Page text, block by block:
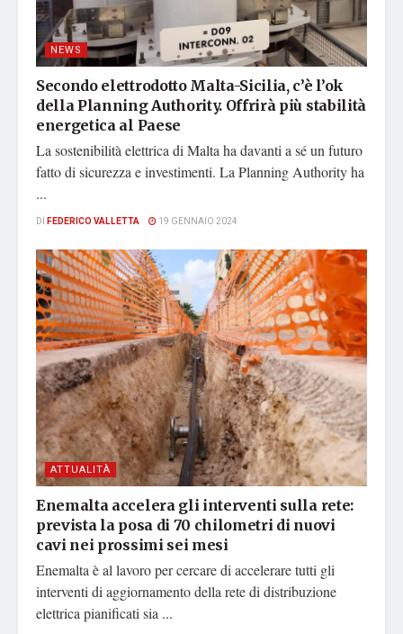
NEWS
Secondo elettrodotto Malta-Sicilia, c’è l’ok
della Planning Authority. Offrirà più stabilità
energetica al Paese
La sostenibilità elettrica di Malta ha davanti a sé un futuro
fatto di sicurezza e investimenti. La Planning Authority ha
...
DI FEDERICO VALLETTA 19 GENNAIO 2024
ATTUALITÀ
Enemalta accelera gli interventi sulla rete:
prevista la posa di 70 chilometri di nuovi
cavi nei prossimi sei mesi
Enemalta è al lavoro per cercare di accelerare tutti gli
interventi di aggiornamento della rete di distribuzione
elettrica pianificati sia ...